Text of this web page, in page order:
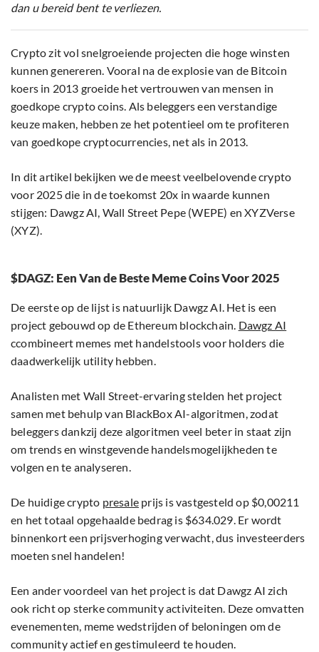
dan u bereid bent te verliezen.
Crypto zit vol snelgroeiende projecten die hoge winsten
kunnen genereren. Vooral na de explosie van de Bitcoin
koers in 2013 groeide het vertrouwen van mensen in
goedkope crypto coins. Als beleggers een verstandige
keuze maken, hebben ze het potentieel om te profiteren
van goedkope cryptocurrencies, net als in 2013.
In dit artikel bekijken we de meest veelbelovende crypto
voor 2025 die in de toekomst 20x in waarde kunnen
stijgen: Dawgz AI, Wall Street Pepe (WEPE) en XYZVerse
(XYZ).
$DAGZ: Een Van de Beste Meme Coins Voor 2025
De eerste op de lijst is natuurlijk Dawgz AI. Het is een
project gebouwd op de Ethereum blockchain. Dawgz AI
ccombineert memes met handelstools voor holders die
daadwerkelijk utility hebben.
Analisten met Wall Street-ervaring stelden het project
samen met behulp van BlackBox AI-algoritmen, zodat
beleggers dankzij deze algoritmen veel beter in staat zijn
om trends en winstgevende handelsmogelijkheden te
volgen en te analyseren.
De huidige crypto presale prijs is vastgesteld op $0,00211
en het totaal opgehaalde bedrag is $634.029. Er wordt
binnenkort een prijsverhoging verwacht, dus investeerders
moeten snel handelen!
Een ander voordeel van het project is dat Dawgz AI zich
ook richt op sterke community activiteiten. Deze omvatten
evenementen, meme wedstrijden of beloningen om de
community actief en gestimuleerd te houden.